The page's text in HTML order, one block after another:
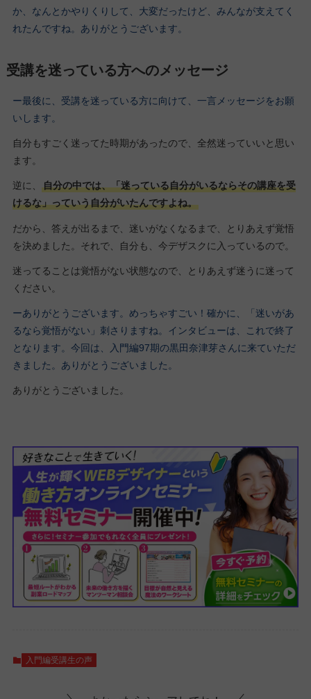
か、なんとかやりくりして、大変だったけど、みんなが支えてく
れたんですね。ありがとうございます。
受講を迷っている方へのメッセージ
ー最後に、受講を迷っている方に向けて、一言メッセージをお願
いします。
自分もすごく迷ってた時期があったので、全然迷っていいと思い
ます。
逆に、
自分の中では、「迷っている自分がいるならその講座を受
けるな」っていう自分がいたんですよね。
だから、答えが出るまで、迷いがなくなるまで、とりあえず覚悟
を決めました。それで、自分も、今デザスクに入っているので。
迷ってることは覚悟がない状態なので、とりあえず迷うに迷って
ください。
ーありがとうございます。めっちゃすごい！確かに、「迷いがあ
るなら覚悟がない」刺さりますね。インタビューは、これで終了
となります。今回は、入門編97期の黒田奈津芽さんに来ていただ
きました。ありがとうございました。
ありがとうございました。
入門編受講生の声